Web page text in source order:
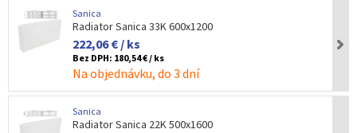
Sanica
Radiator Sanica 33K 600x1200
222,06 € / ks
Bez DPH: 180,54 € / ks
Na objednávku, do 3 dní
Sanica
Radiator Sanica 22K 500x1600